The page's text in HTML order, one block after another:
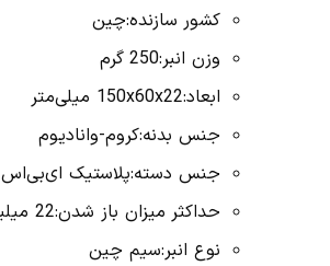
کشور سازنده:چین
وزن انبر:250 گرم
ابعاد:150x60x22 میلی‌متر
جنس بدنه:کروم-وانادیوم
جنس دسته:پلاستیک ای‌بی‌اس
حداکثر میزان باز شدن:22 میلیمتر
نوع انبر:سیم چین